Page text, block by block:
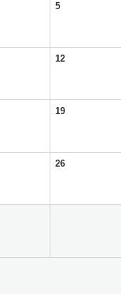
5
12
19
26